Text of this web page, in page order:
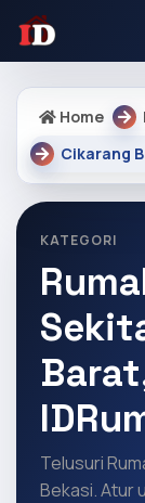
Home
Cikarang
KATEGORI
Telusuri
Bekasi. Atur